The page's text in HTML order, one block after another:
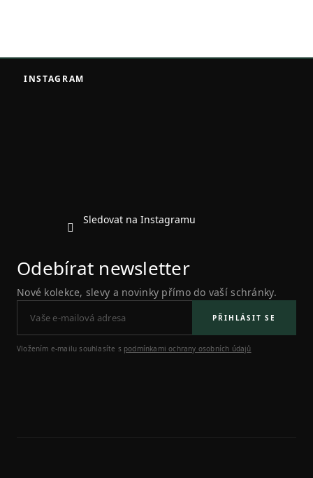
INSTAGRAM
Sledovat na Instagramu
Odebírat newsletter
Nové kolekce, slevy a novinky přímo do vaší schránky.
PŘIHLÁSIT SE
Vložením e-mailu souhlasíte s podmínkami ochrany osobních údajů